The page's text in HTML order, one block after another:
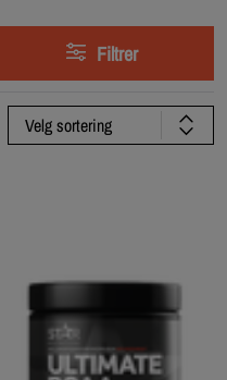
Filtrer
Velg sortering